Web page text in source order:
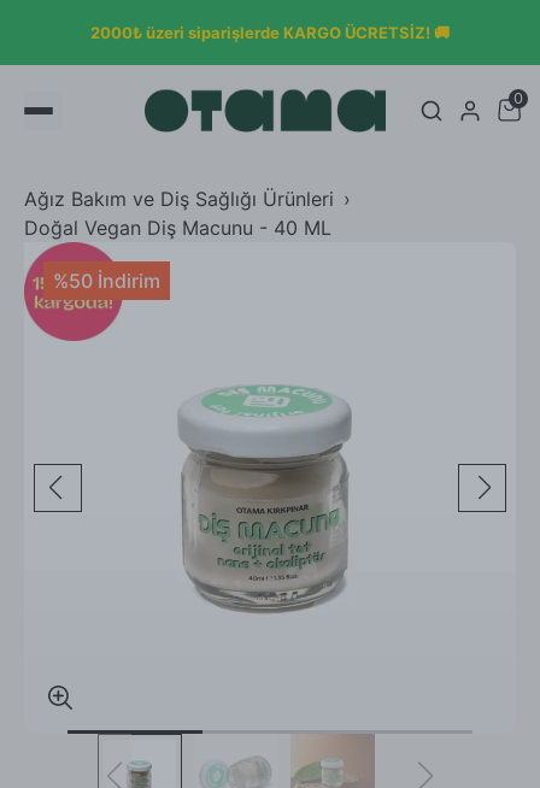
ÜCRETSİZ! 🚚
OTAMA KLASİKLERİYLE
DURDURULACAK
0
Ağız Bakım ve Diş Sağlığı Ürünleri
Doğal Vegan Diş Macunu - 40 ML
%50 İndirim